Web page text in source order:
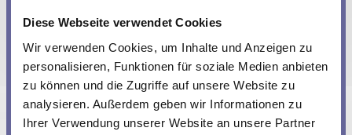
Diese Webseite verwendet Cookies
Wir verwenden Cookies, um Inhalte und Anzeigen zu
personalisieren, Funktionen für soziale Medien anbieten
zu können und die Zugriffe auf unsere Website zu
analysieren. Außerdem geben wir Informationen zu
Ihrer Verwendung unserer Website an unsere Partner
von unserer Websiteund installieren die Firmware
unter dem Reiter „Maintenance“.
Falls Sie weitere Fragen oder Bedenken haben, zögern
Sie nicht, mit uns Kontakt aufzunehmen. Wir helfen